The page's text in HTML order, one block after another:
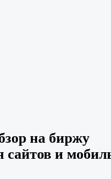
на биржу
сайтов и